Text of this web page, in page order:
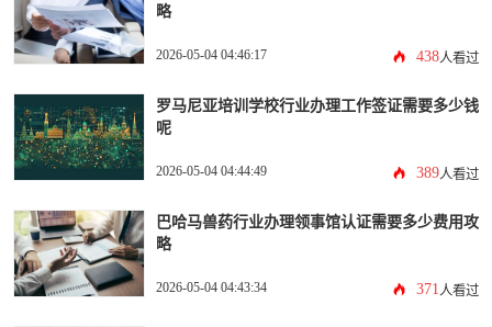
略
2026-05-04 04:46:17 438人看过
罗马尼亚培训学校行业办理工作签证需要多少钱
呢
2026-05-04 04:44:49 389人看过
巴哈马兽药行业办理领事馆认证需要多少费用攻
略
2026-05-04 04:43:34 371 人看过